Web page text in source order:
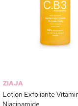
ZIAJA
Lotion Exfoliante
Niacinamide